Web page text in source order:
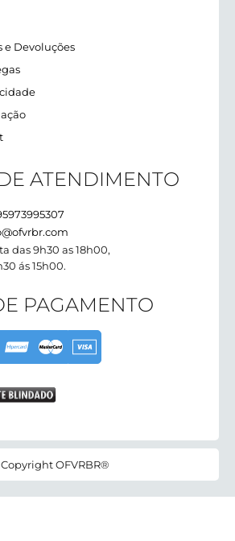
e Devoluções
ATENDIMENTO
das 9h30 as 18h00,
ás 15h00.
PAGAMENTO
Copyright OFVRBR®